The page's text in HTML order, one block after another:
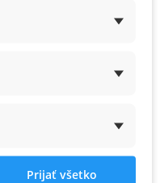
Prijať všetko